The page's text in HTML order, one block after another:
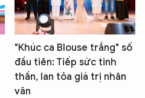
"Khúc ca Blouse trắng" số
đầu tiên: Tiếp sức tinh
thần, lan tỏa giá trị nhân
văn